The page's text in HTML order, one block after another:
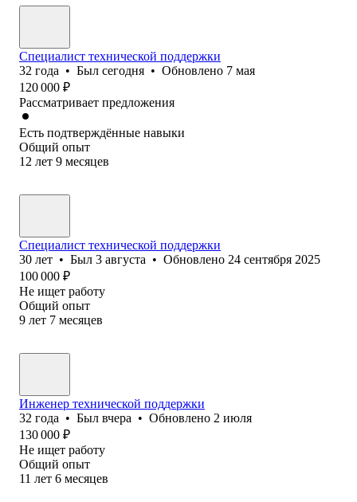
Специалист технической поддержки
32 года • Был сегодня • Обновлено 7 мая
120 000 ₽
Рассматривает предложения
Есть подтверждённые навыки
Общий опыт
12 лет 9 месяцев
Специалист технической поддержки
30 лет • Был 3 августа • Обновлено 24 сентября 2025
100 000 ₽
Не ищет работу
Общий опыт
9 лет 7 месяцев
Инженер технической поддержки
32 года • Был вчера • Обновлено 2 июля
130 000 ₽
Не ищет работу
Общий опыт
11 лет 6 месяцев